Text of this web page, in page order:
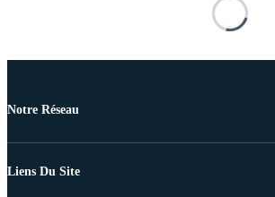
Notre Réseau
Liens Du Site